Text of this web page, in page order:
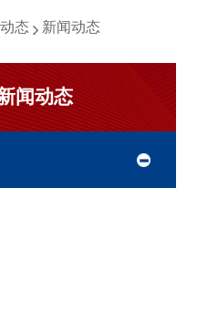
态 新闻动态
闻动态